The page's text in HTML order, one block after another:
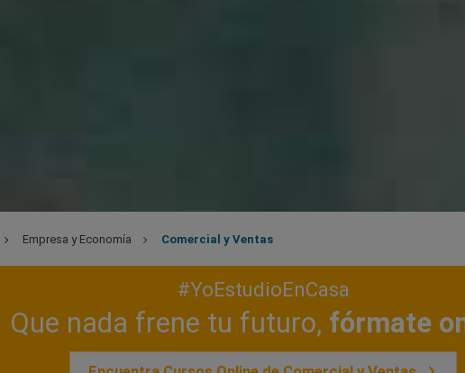
Empresa y Economía Comercial y Ventas
#YoEstudioEnCasa
Que nada frene tu futuro, fórmate